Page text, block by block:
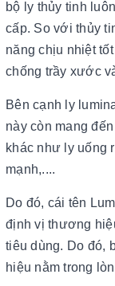
bộ ly thủy tinh
cấp. So với thủy
năng chịu nhiệt
chống trầy xước
Bên cạnh ly
này còn mang
khác như ly uống
mạnh,....
Do đó, cái tên
định vị thương
tiêu dùng. Do đó,
hiệu nằm trong